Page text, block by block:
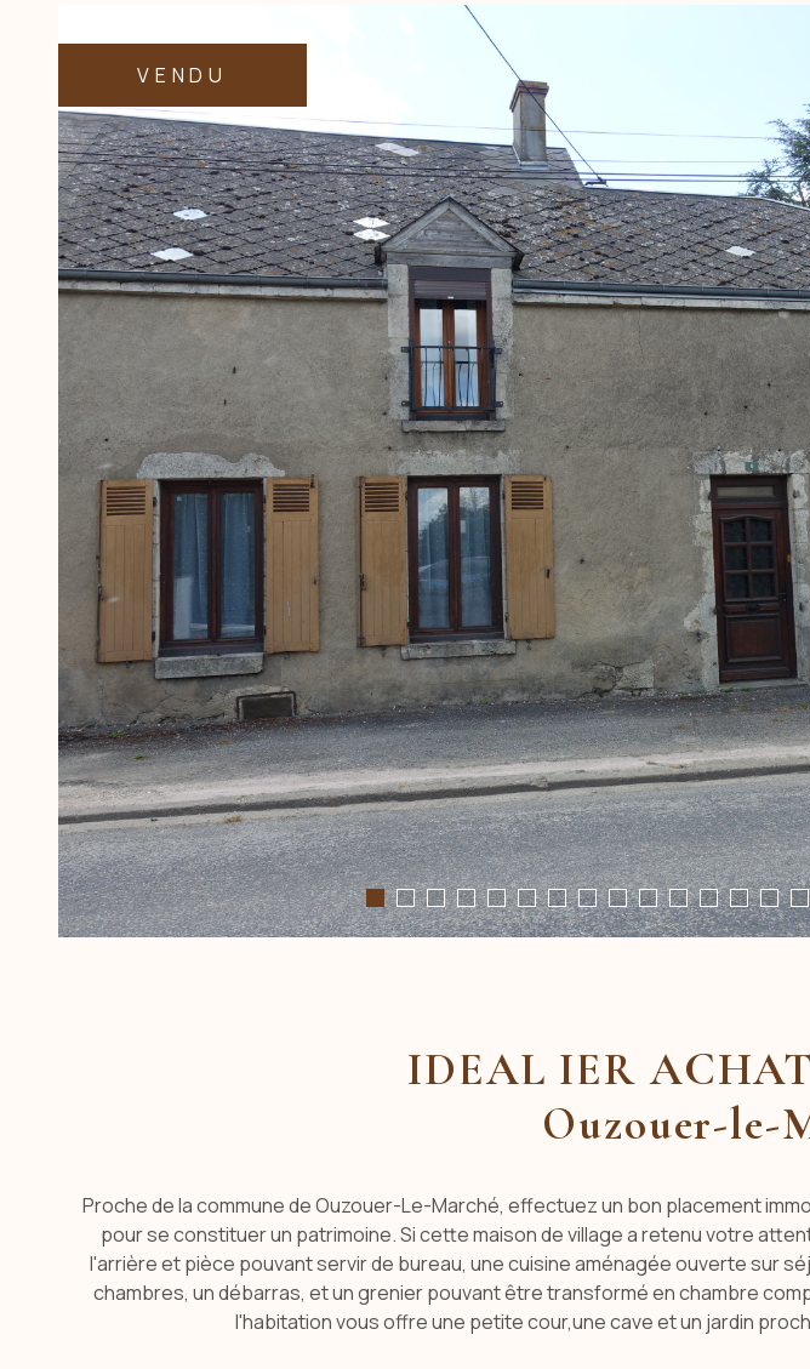
VENDU
IDEAL IER
Ouzouer-le-
Proche de la commune de Ouzouer-Le-Marché, effectuez un bon placement
pour se constituer un patrimoine. Si cette maison de village a retenu votre
l'arrière et pièce pouvant servir de bureau, une cuisine aménagée ouverte sur
chambres, un débarras, et un grenier pouvant être transformé en chambre
l'habitation vous offre une petite cour,une cave et un jardin